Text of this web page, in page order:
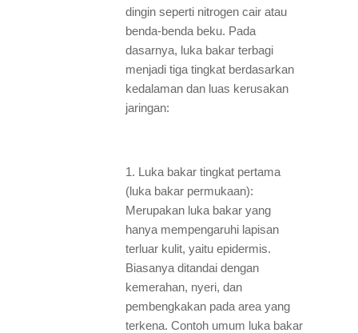
dingin seperti nitrogen cair atau
benda-benda beku. Pada
dasarnya, luka bakar terbagi
menjadi tiga tingkat berdasarkan
kedalaman dan luas kerusakan
jaringan:
1. Luka bakar tingkat pertama
(luka bakar permukaan):
Merupakan luka bakar yang
hanya mempengaruhi lapisan
terluar kulit, yaitu epidermis.
Biasanya ditandai dengan
kemerahan, nyeri, dan
pembengkakan pada area yang
terkena. Contoh umum luka bakar